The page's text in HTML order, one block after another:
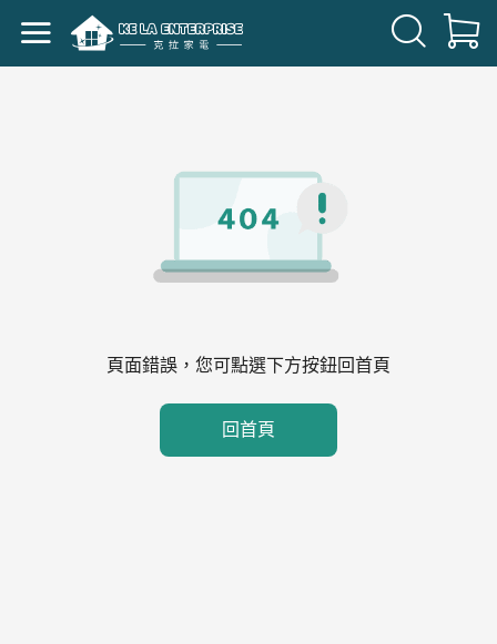
頁面錯誤，您可點選下方按鈕回首頁
回首頁